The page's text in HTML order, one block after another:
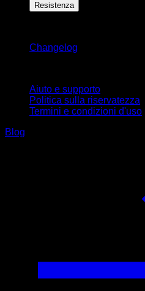
Resistenza
Changelog
Aiuto e supporto
Politica sulla riservatezza
Termini e condizioni d'uso
Blog